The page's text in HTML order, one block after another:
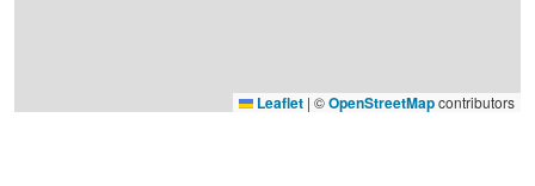
Leaflet | ©OpenStreetMapcontributors